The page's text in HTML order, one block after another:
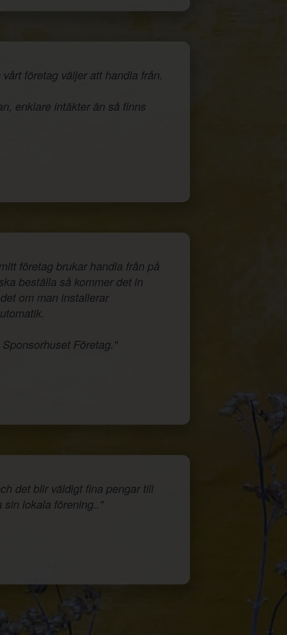
företag väljer att handla från.
enklare intäkter än så finns
företag brukar handla från på
beställa så kommer det in
om man installerar
Företag."
det blir väldigt fina pengar till
sin lokala förening.."